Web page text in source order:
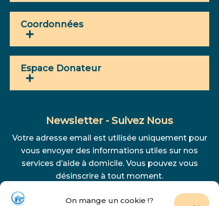
On mange un cookie !?
Coordonnées
Espace Donateur
Newsletter - Suivez Nous
Votre adresse email est utilisée uniquement pour
vous envoyer des informations utiles sur nos
services d’aide à domicile. Vous pouvez vous
désinscrire à tout moment.